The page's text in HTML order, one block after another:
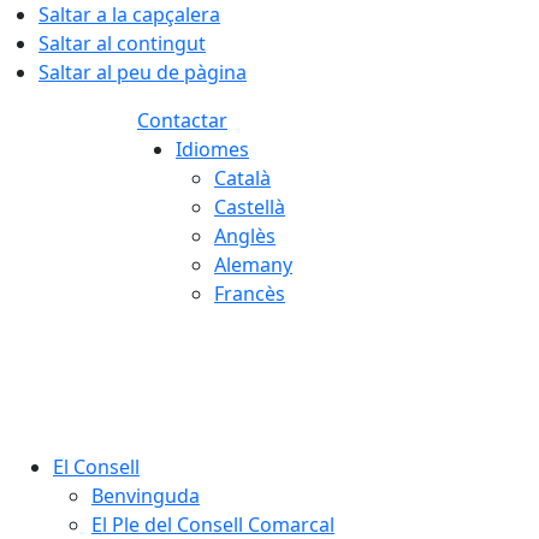
Saltar a la capçalera
Saltar al contingut
Saltar al peu de pàgina
Contactar
Idiomes
Català
Castellà
Anglès
Alemany
Francès
El Consell
Benvinguda
El Ple del Consell Comarcal